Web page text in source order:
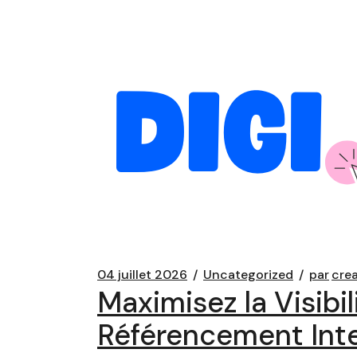
04 juillet 2026 Uncategorized par
Maximisez la
Référencement